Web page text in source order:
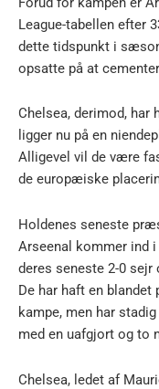
League-tabellen efter
dette tidspunkt i
opsatte på at
Chelsea, derimod,
ligger nu på en
Alligevel vil de være
de europæiske
Holdenes seneste
Arseenal kommer ind
deres seneste 2-0 sejr
De har haft en
kampe, men har
med en uafgjort og to
Chelsea, ledet af